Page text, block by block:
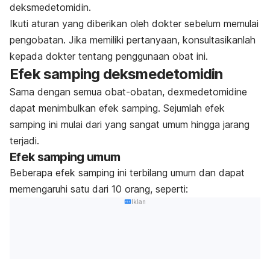
deksmedetomidin.
Ikuti aturan yang diberikan oleh dokter sebelum memulai
pengobatan. Jika memiliki pertanyaan, konsultasikanlah
kepada dokter tentang penggunaan obat ini.
Efek samping deksmedetomidin
Sama dengan semua obat-obatan, dexmedetomidine
dapat menimbulkan efek samping. Sejumlah efek
samping ini mulai dari yang sangat umum hingga jarang
terjadi.
Efek samping umum
Beberapa efek samping ini terbilang umum dan dapat
memengaruhi satu dari 10 orang, seperti:
Iklan